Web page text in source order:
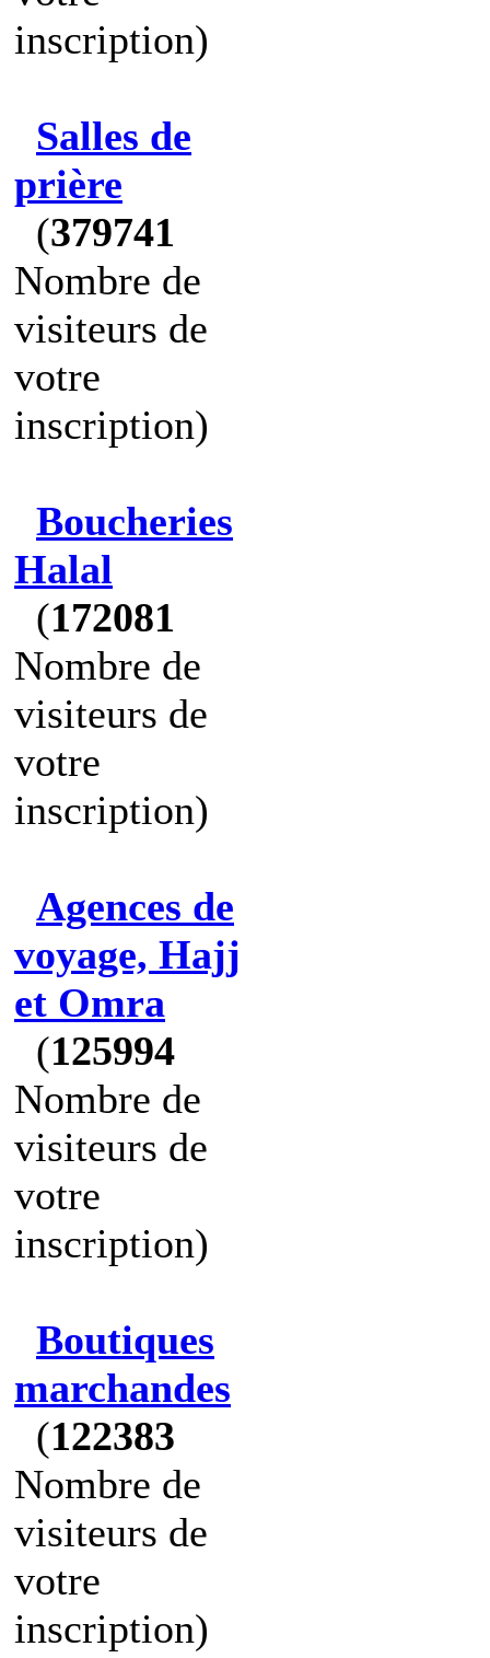
inscription)
Salles de
prière
(379741
Nombre de
visiteurs de
votre
inscription)
Boucheries
Halal
(172081
Nombre de
visiteurs de
votre
inscription)
Agences de
voyage, Hajj
et Omra
(125994
Nombre de
visiteurs de
votre
inscription)
Boutiques
marchandes
(122383
Nombre de
visiteurs de
votre
inscription)